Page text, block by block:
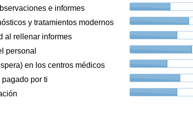
e informes
y tratamientos modernos
al rellenar informes
personal
en los centros médicos
por ti